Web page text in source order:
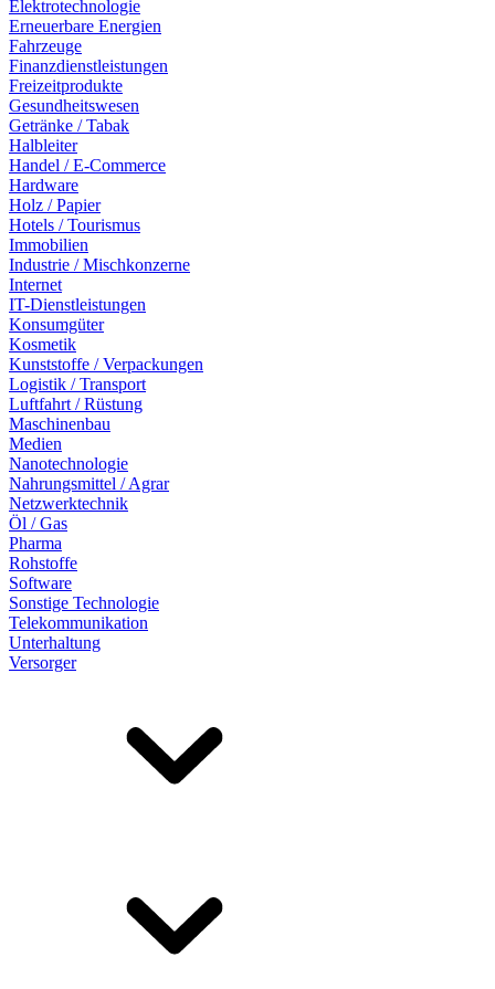
Elektrotechnologie
Erneuerbare Energien
Fahrzeuge
Finanzdienstleistungen
Freizeitprodukte
Gesundheitswesen
Getränke / Tabak
Halbleiter
Handel / E-Commerce
Hardware
Holz / Papier
Hotels / Tourismus
Immobilien
Industrie / Mischkonzerne
Internet
IT-Dienstleistungen
Konsumgüter
Kosmetik
Kunststoffe / Verpackungen
Logistik / Transport
Luftfahrt / Rüstung
Maschinenbau
Medien
Nanotechnologie
Nahrungsmittel / Agrar
Netzwerktechnik
Öl / Gas
Pharma
Rohstoffe
Software
Sonstige Technologie
Telekommunikation
Unterhaltung
Versorger